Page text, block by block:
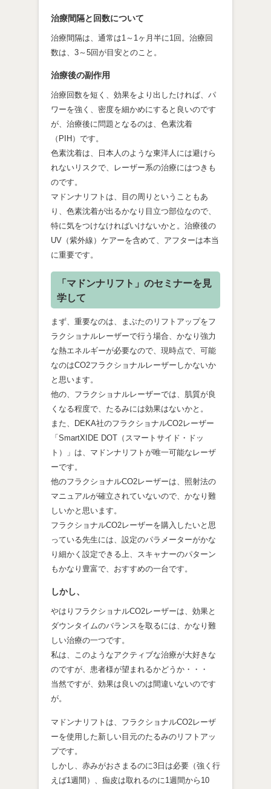
治療間隔と回数について
治療間隔は、通常は1～1ヶ月半に1回。治療回
数は、3～5回が目安とのこと。
治療後の副作用
治療回数を短く、効果をより出したければ、パ
ワーを強く、密度を細かめにすると良いのです
が、治療後に問題となるのは、色素沈着
（PIH）です。
色素沈着は、日本人のような東洋人には避けら
れないリスクで、レーザー系の治療にはつきも
のです。
マドンナリフトは、目の周りということもあ
り、色素沈着が出るかなり目立つ部位なので、
特に気をつけなければいけないかと。治療後の
UV（紫外線）ケアーを含めて、アフターは本当
に重要です。
「マドンナリフト」のセミナーを見
学して
まず、重要なのは、まぶたのリフトアップをフ
ラクショナルレーザーで行う場合、かなり強力
な熱エネルギーが必要なので、現時点で、可能
なのはCO2フラクショナルレーザーしかないか
と思います。
他の、フラクショナルレーザーでは、肌質が良
くなる程度で、たるみには効果はないかと。
また、DEKA社のフラクショナルCO2レーザー
「SmartXIDE DOT（スマートサイド・ドッ
ト）」は、マドンナリフトが唯一可能なレーザ
ーです。
他のフラクショナルCO2レーザーは、照射法の
マニュアルが確立されていないので、かなり難
しいかと思います。
フラクショナルCO2レーザーを購入したいと思
っている先生には、設定のパラメーターがかな
り細かく設定できる上、スキャナーのパターン
もかなり豊富で、おすすめの一台です。
しかし、
やはりフラクショナルCO2レーザーは、効果と
ダウンタイムのバランスを取るには、かなり難
しい治療の一つです。
私は、このようなアクティブな治療が大好きな
のですが、患者様が望まれるかどうか・・・
当然ですが、効果は良いのは間違いないのです
が。
マドンナリフトは、フラクショナルCO2レーザ
ーを使用した新しい目元のたるみのリフトアッ
プです。
しかし、赤みがおさまるのに3日は必要（強く行
えば1週間）、痂皮は取れるのに1週間から10